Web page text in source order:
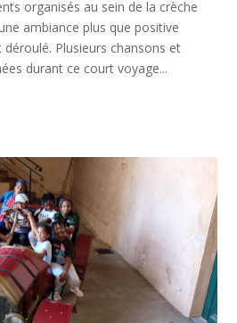
organisés au sein de la crèche
ambiance plus que positive
Plusieurs chansons et
durant ce court voyage...